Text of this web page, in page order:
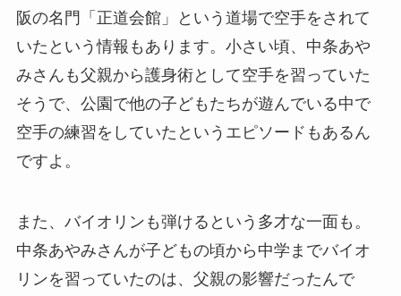
阪の名門「正道会館」という道場で空手をされて
いたという情報もあります。小さい頃、中条あや
みさんも父親から護身術として空手を習っていた
そうで、公園で他の子どもたちが遊んでいる中で
空手の練習をしていたというエピソードもあるん
ですよ。
また、バイオリンも弾けるという多才な一面も。
中条あやみさんが子どもの頃から中学までバイオ
リンを習っていたのは、父親の影響だったんで